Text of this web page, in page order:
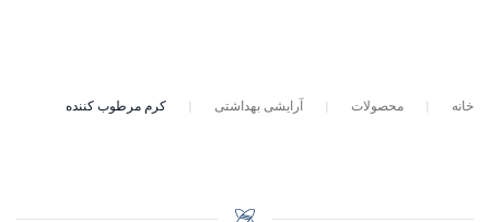
خانه محصولات آرایشی بهداشتی کرم مرطوب کننده